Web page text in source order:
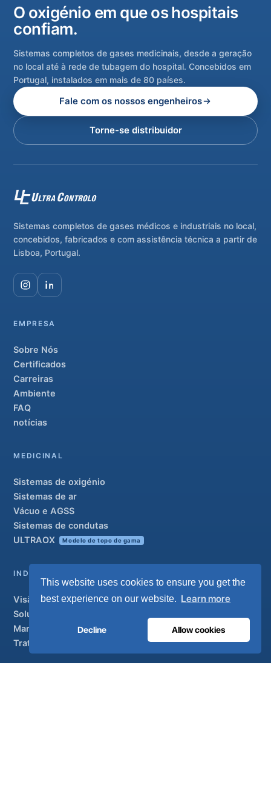
This website uses cookies to ensure you get the
best experience on our website. Learn more
Decline Allow cookies
O oxigénio em que os hospitais
confiam.
Sistemas completos de gases medicinais, desde a geração
no local até à rede de tubagem do hospital. Concebidos em
Portugal, instalados em mais de 80 países.
Fale com os nossos engenheiros
Torne-se distribuidor
Sistemas completos de gases médicos e industriais no local,
concebidos, fabricados e com assistência técnica a partir de
Lisboa, Portugal.
EMPRESA
Sobre Nós
Certificados
Carreiras
Ambiente
FAQ
notícias
MEDICINAL
Sistemas de oxigénio
Sistemas de ar
Vácuo e AGSS
Sistemas de condutas
ULTRAOX
Modelo de topo de gama
INDUSTRIAL
Visão geral
Soluções
Marcas parceiras
Tratamento do ar